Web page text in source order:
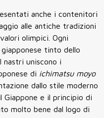
anche i contenitori
alle antiche tradizioni
olimpici. Ogni
tinto dello
nastri uniscono i
di ichimatsu moyo
dallo stile moderno
e il principio di
molto bene dal logo di